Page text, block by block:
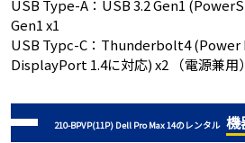
USB Type-A：USB 3.2 Gen1
Gen1 x1
USB Typc-C：Thunderbolt4 (Power
DisplayPort 1.4に対応) x2 （電源兼用）
210-BPVP(11P) Dell Pro Max 14のレンタル 機